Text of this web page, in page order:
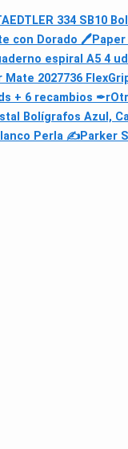
334 SB10
con Dorado 🖊
espiral A5 4
Mate 2027736
+ 6 recambios ✒
Bolígrafos Azul,
Perla ✍Parker